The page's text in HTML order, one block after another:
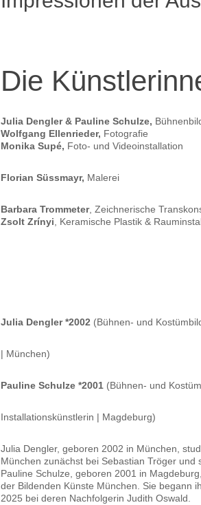
Die
Julia Dengler & Pauline Schulze,
Wolfgang Ellenrieder, Fotografie
Monika Supé, Foto- und Videoinstallation
Florian Süssmayr, Malerei
Barbara Trommeter, Zeichnerische
Zsolt Zrínyi, Keramische Plastik &
Julia Dengler *2002 (Bühnen- und
| München)
Pauline Schulze *2001 (Bühnen- und
Installationskünstlerin | Magdeburg)
Julia Dengler, geboren 2002 in München,
München zunächst bei Sebastian Tröger
Pauline Schulze, geboren 2001 in
der Bildenden Künste München. Sie begann
2025 bei deren Nachfolgerin Judith Oswald.